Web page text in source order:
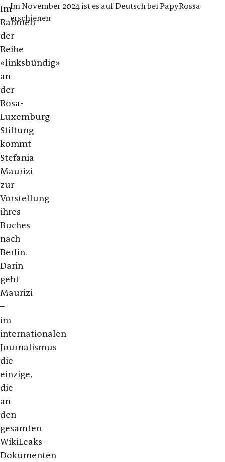
Im
Rahmen
der
Reihe
«linksbündig»
an
der
Rosa-
Luxemburg-
Stiftung
kommt
Stefania
Maurizi
zur
Vorstellung
ihres
Buches
nach
Berlin.
Darin
geht
Maurizi
–
im
internationalen
Journalismus
die
einzige,
die
an
den
gesamten
WikiLeaks-
Dokumenten
Im November 2024 ist es auf Deutsch bei PapyRossa
erschienen